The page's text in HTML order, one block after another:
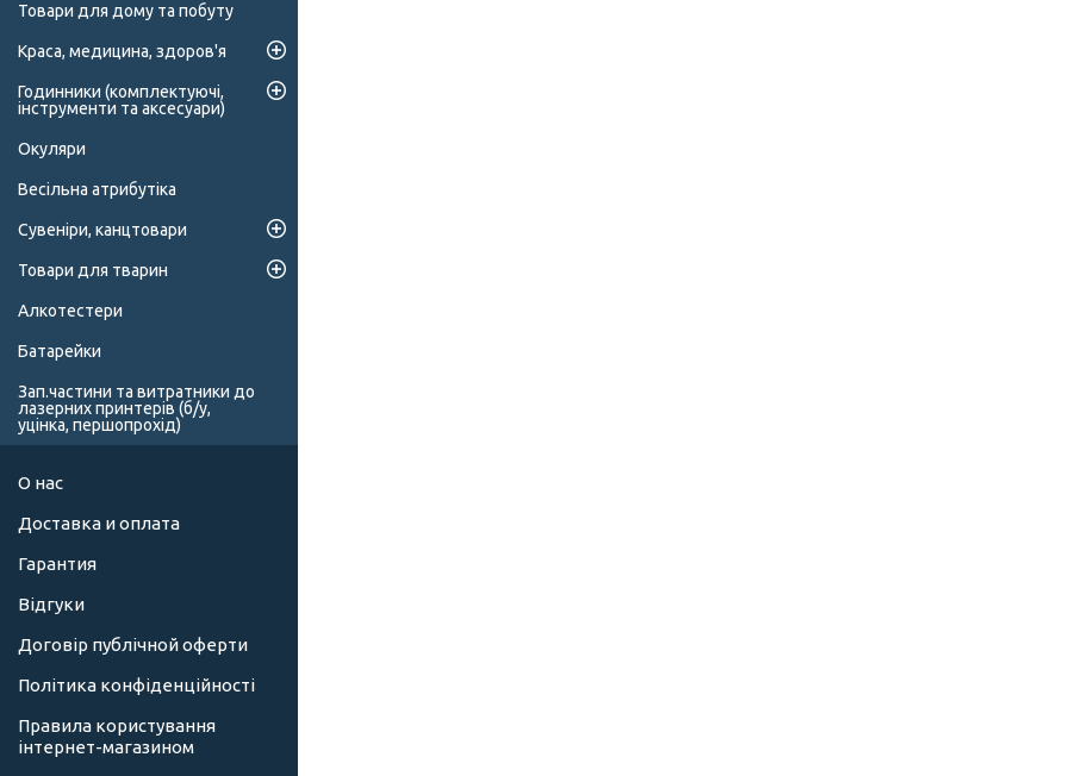
Товари для дому та побуту
Краса, медицина, здоров'я
Годинники (комплектуючі,
інструменти та аксесуари)
Окуляри
Весільна атрибутіка
Сувеніри, канцтовари
Товари для тварин
Алкотестери
Батарейки
Зап.частини та витратники до
лазерних принтерів (б/у,
уцінка, першопрохід)
О нас
Доставка и оплата
Гарантия
Відгуки
Договір публічной оферти
Політика конфіденційності
Правила користування
інтернет-магазином